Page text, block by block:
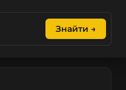
Знайти →